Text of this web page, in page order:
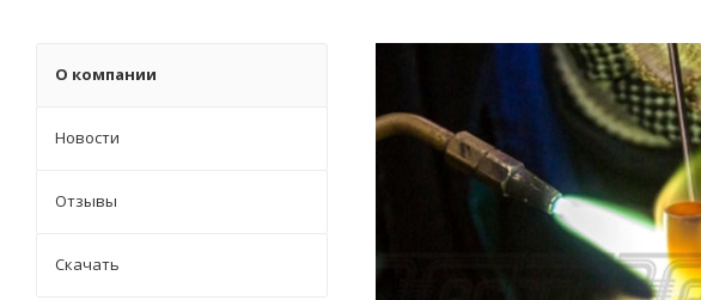
О компании
Новости
Отзывы
Скачать